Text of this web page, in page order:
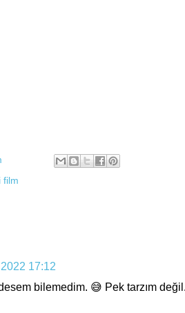
film
17:12
bilemedim. 😅 Pek tarzım değil.